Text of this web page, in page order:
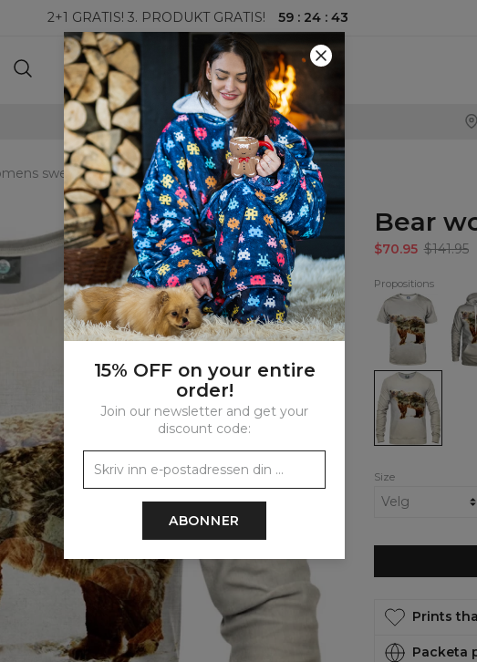
2+1 GRATIS! 3. PRODUKT GRATIS! 59 : 24 : 42
100-DAGERS RETURRETT
sweatshirt
Bear
$70.95 $141.95
Propositions
Bear
T-
shirt
Bear
Bear
womens
sweatshirt
Size
Prints
Packeta
15% OFF on your entire
order!
Join our newsletter and get your
discount code:
ABONNER